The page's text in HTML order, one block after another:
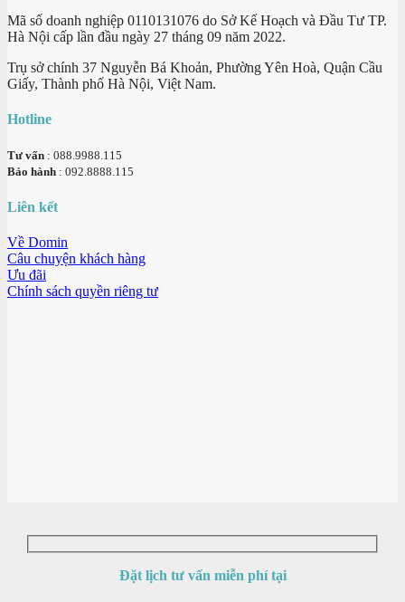
Mã số doanh nghiệp 0110131076 do Sở Kế Hoạch và Đầu Tư TP.
Hà Nội cấp lần đầu ngày 27 tháng 09 năm 2022.
Trụ sở chính 37 Nguyễn Bá Khoản, Phường Yên Hoà, Quận Cầu
Giấy, Thành phố Hà Nội, Việt Nam.
Hotline
Tư vấn : 088.9988.115
Bảo hành : 092.8888.115
Liên kết
Về Domin
Câu chuyện khách hàng
Ưu đãi
Chính sách quyền riêng tư
Đặt lịch tư vấn miễn phí tại